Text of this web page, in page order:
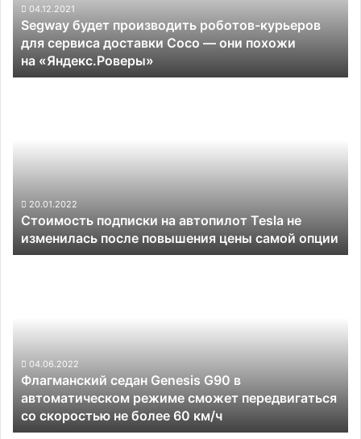
сервиса
доставки Coco —
они
похожи
на «Яндекс.Роверы»
04.12.2021
Segway будет производить роботов-курьеров
для сервиса доставки Coco — они похожи
на «Яндекс.Роверы»
после
повышения
цены
самой
20.01.2022
Стоимость подписки на автопилот Tesla не
изменилась после повышения цены самой опции
режиме
сможет
передвигаться
со
скоростью
04.06.2022
Флагманский седан Genesis G90 в
автоматическом режиме сможет передвигаться
со скоростью не более 60 км/ч